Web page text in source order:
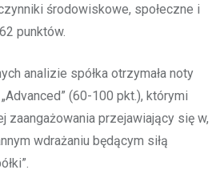
środowiskowe, społeczne i
punktów.
analizie spółka otrzymała noty
(60-100 pkt.), którymi
zaangażowania przejawiający się w,
wdrażaniu będącym siłą